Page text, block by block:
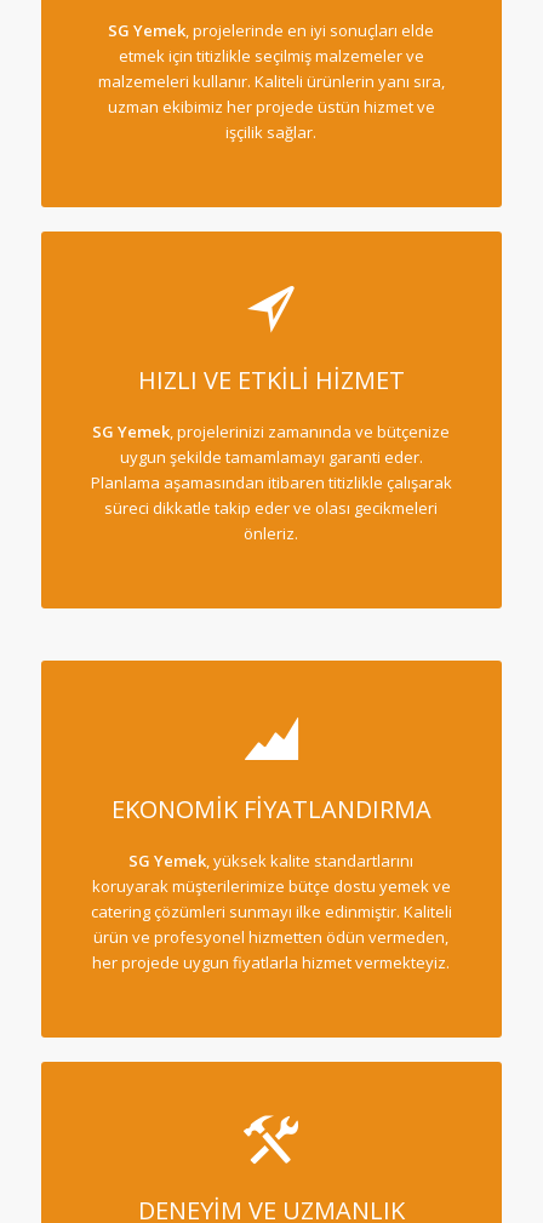
SG Yemek, projelerinde en iyi sonuçları elde
etmek için titizlikle seçilmiş malzemeler ve
malzemeleri kullanır. Kaliteli ürünlerin yanı sıra,
uzman ekibimiz her projede üstün hizmet ve
işçilik sağlar.
HIZLI VE ETKİLİ HİZMET
SG Yemek, projelerinizi zamanında ve bütçenize
uygun şekilde tamamlamayı garanti eder.
Planlama aşamasından itibaren titizlikle çalışarak
süreci dikkatle takip eder ve olası gecikmeleri
önleriz.
EKONOMİK FİYATLANDIRMA
SG Yemek, yüksek kalite standartlarını
koruyarak müşterilerimize bütçe dostu yemek ve
catering çözümleri sunmayı ilke edinmiştir. Kaliteli
ürün ve profesyonel hizmetten ödün vermeden,
her projede uygun fiyatlarla hizmet vermekteyiz.
DENEYİM VE UZMANLIK